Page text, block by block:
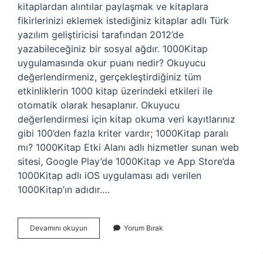
kitaplardan alıntılar paylaşmak ve kitaplara
fikirlerinizi eklemek istediğiniz kitaplar adlı Türk
yazılım geliştiricisi tarafından 2012’de
yazabileceğiniz bir sosyal ağdır. 1000Kitap
uygulamasında okur puanı nedir? Okuyucu
değerlendirmeniz, gerçekleştirdiğiniz tüm
etkinliklerin 1000 kitap üzerindeki etkileri ile
otomatik olarak hesaplanır. Okuyucu
değerlendirmesi için kitap okuma veri kayıtlarınız
gibi 100’den fazla kriter vardır; 1000Kitap paralı
mı? 1000Kitap Etki Alanı adlı hizmetler sunan web
sitesi, Google Play’de 1000Kitap ve App Store’da
1000Kitap adlı iOS uygulaması adı verilen
1000Kitap’ın adıdır.…
Devamını okuyun
Kitap
Yorum Bırak